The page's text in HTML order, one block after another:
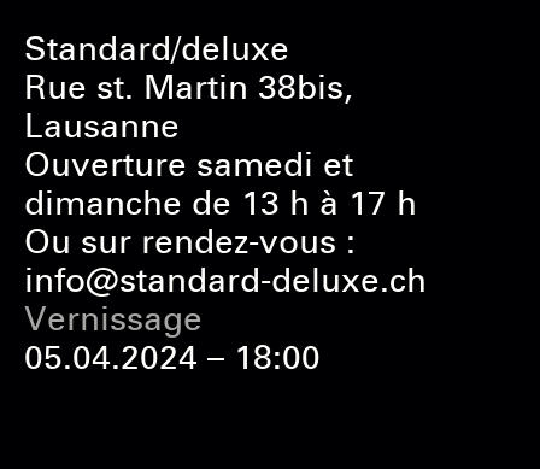
Standard/deluxe
Rue st. Martin 38bis,
Lausanne
Ouverture samedi et
dimanche de 13 h à 17 h
Ou sur rendez-vous :
info@standard-deluxe.ch
Vernissage
05.04.2024 – 18:00